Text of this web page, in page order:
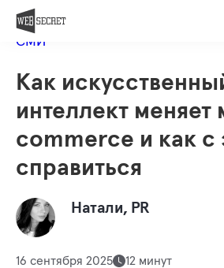
Оценить
Назад в блог
СМИ
Как
интеллект меняет
commerce и как с
справиться
Натали, PR
16 сентября 2025 12 минут